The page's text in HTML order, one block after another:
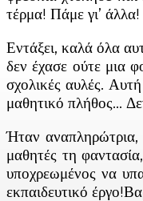
τέρμα! Πάμε γι’
Εντάξει, καλά όλα
δεν έχασε ούτε μια
σχολικές αυλές.
μαθητικό πλήθος…
Ήταν
μαθητές τη
υποχρεωμένος να
εκπαιδευτικό